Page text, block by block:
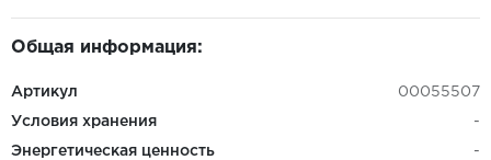
Общая информация:
Артикул 00055507
Условия хранения -
Энергетическая ценность -